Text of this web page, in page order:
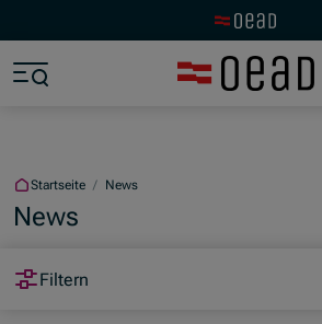
Startseite / News
News
Filtern